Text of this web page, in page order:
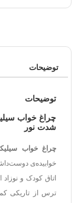
توضیحات
توضیحات
چراغ خواب
شدت نور
چراغ خواب
خوابیده‌ی
اتاق کودک و
ترس از تاریکی